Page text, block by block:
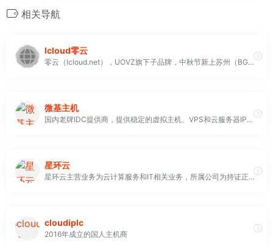
相关导航
lcloud零云
零云（lcloud.net），UOVZ旗下子品牌，中秋节新上苏州（BGP）-&gt;日本（BGP）IPLC专线
微基主机
国内老牌IDC提供商，提供稳定的虚拟主机、VPS和云服务器IPLC专用线路，如东莞-香港、深圳-香港等
星环云
星环云主营业务为云计算服务和IT相关业务，所属公司为持证正规企业，拥有工信部颁发的IDC、IRCS（云服务）、CDN、ISP业务经营许可证，专注于为企业用户与开发者提供优质的公有云服务
cloudiplc
2016年成立的国人主机商